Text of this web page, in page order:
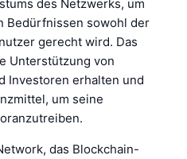
des Netzwerks, um
Bedürfnissen sowohl der
gerecht wird. Das
Unterstützung von
Investoren erhalten und
um seine
das Blockchain-